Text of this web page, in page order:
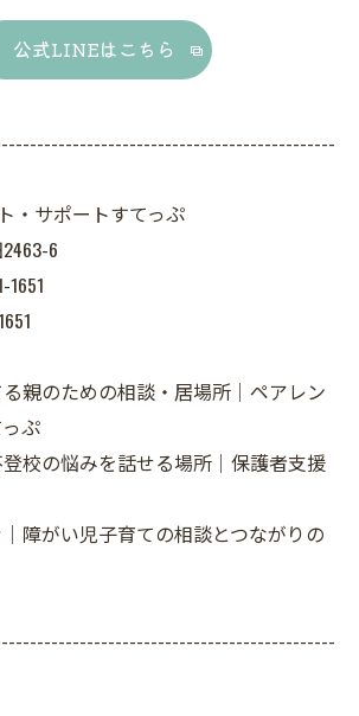
公式LINEはこちら
・サポートすてっぷ
6
1651
親のための相談・居場所｜ペアレン
ぷ
校の悩みを話せる場所｜保護者支援
障がい児子育ての相談とつながりの